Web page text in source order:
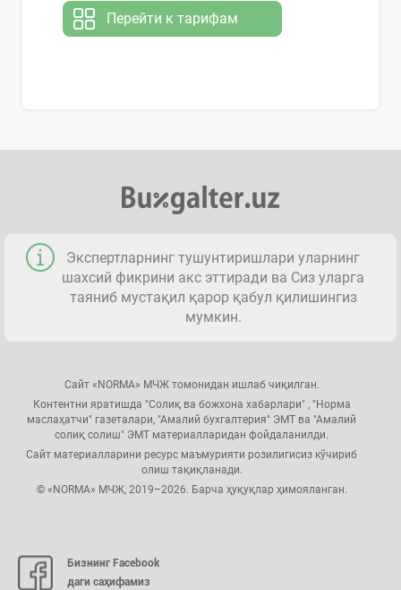
Перейти к тарифам
Экспертларнинг тушунтиришлари уларнинг
шахсий фикрини акс эттиради ва Сиз уларга
таяниб мустақил қарор қабул қилишингиз
мумкин.
Сайт «NORMA» МЧЖ томонидан ишлаб чиқилган.
Контентни яратишда "Солиқ ва божхона хабарлари" , "Норма
маслаҳатчи" газеталари, "Амалий бухгалтерия" ЭМТ ва "Амалий
солиқ солиш" ЭМТ материалларидан фойдаланилди.
Сайт материалларини ресурс маъмурияти розилигисиз кўчириб
олиш тақиқланади.
© «NORMA» МЧЖ, 2019–2026. Барча ҳуқуқлар ҳимояланган.
Бизнинг Facebook
даги саҳифамиз